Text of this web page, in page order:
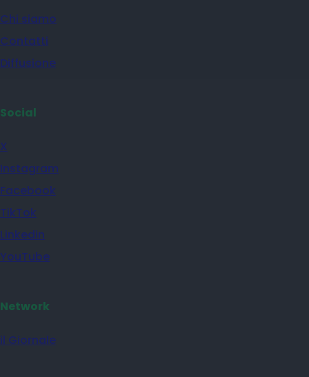
Chi siamo
Contatti
Diffusione
Social
X
Instagram
Facebook
TikTok
Linkedin
YouTube
Network
il Giornale